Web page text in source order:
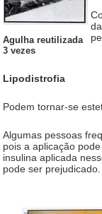
Agulha reutilizada
3 vezes
Lipodistrofia
Podem tornar-se
Algumas pessoas
pois a aplicação
insulina aplicada
pode ser prejudicado.